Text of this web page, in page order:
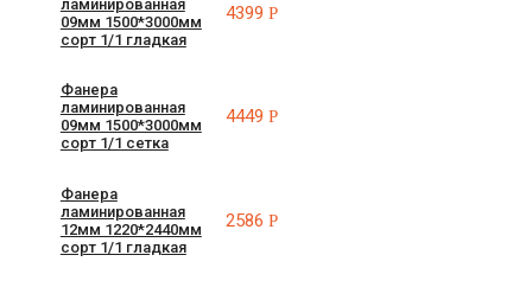
ламинированная
09мм 1500*3000мм
сорт 1/1 гладкая
4399Р
Фанера
ламинированная
09мм 1500*3000мм
сорт 1/1 сетка
4449Р
Фанера
ламинированная
12мм 1220*2440мм
сорт 1/1 гладкая
2586Р